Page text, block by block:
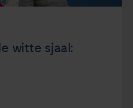
witte sjaal: